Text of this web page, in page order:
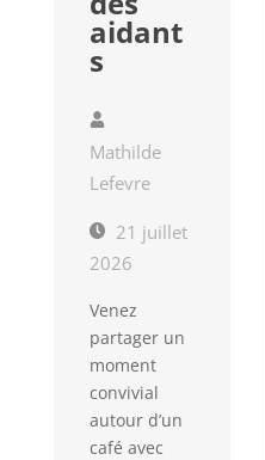
aidant
s
Mathilde
Lefevre
21 juillet
2026
Venez
partager un
moment
convivial
autour d’un
café avec